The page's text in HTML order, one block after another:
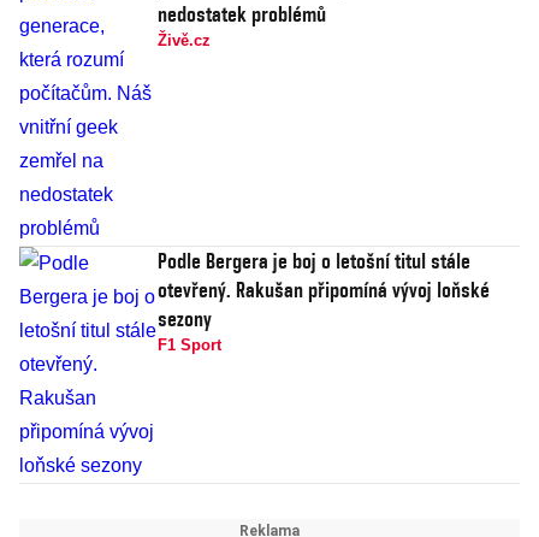
nedostatek problémů
Živě.cz
Podle Bergera je boj o letošní titul stále
otevřený. Rakušan připomíná vývoj loňské
sezony
F1 Sport